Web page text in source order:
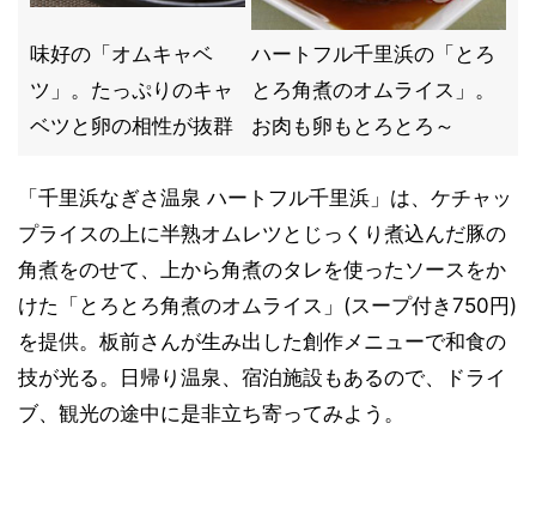
味好の「オムキャベ
ツ」。たっぷりのキャ
ベツと卵の相性が抜群
ハートフル千里浜の「とろ
とろ角煮のオムライス」。
お肉も卵もとろとろ～
「千里浜なぎさ温泉 ハートフル千里浜」は、ケチャッ
プライスの上に半熟オムレツとじっくり煮込んだ豚の
角煮をのせて、上から角煮のタレを使ったソースをか
けた「とろとろ角煮のオムライス」(スープ付き750円)
を提供。板前さんが生み出した創作メニューで和食の
技が光る。日帰り温泉、宿泊施設もあるので、ドライ
ブ、観光の途中に是非立ち寄ってみよう。